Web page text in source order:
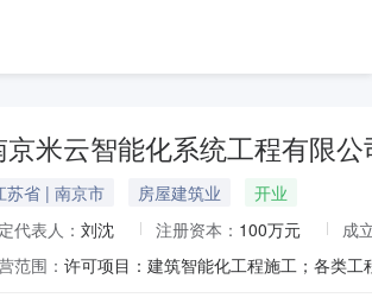
京米云智能化系统工程有限公
苏省 | 南京市 房屋建筑业
开业
代表人： 刘沈 注册资本： 100万元
成
范围：